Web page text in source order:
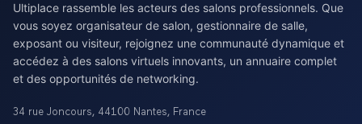
Ultiplace rassemble les acteurs des salons professionnels. Que
vous soyez organisateur de salon, gestionnaire de salle,
exposant ou visiteur, rejoignez une communauté dynamique et
accédez à des salons virtuels innovants, un annuaire complet
et des opportunités de networking.
34 rue Joncours, 44100 Nantes, France